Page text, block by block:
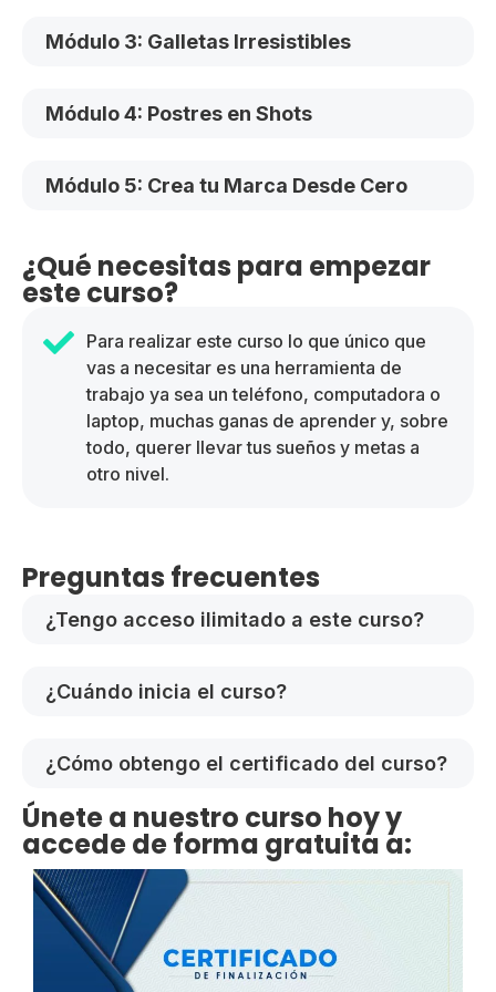
Módulo 3: Galletas Irresistibles
Módulo 4: Postres en Shots
Módulo 5: Crea tu Marca Desde Cero
¿Qué necesitas para empezar
este curso?
Para realizar este curso lo que único que
vas a necesitar es una herramienta de
trabajo ya sea un teléfono, computadora o
laptop, muchas ganas de aprender y, sobre
todo, querer llevar tus sueños y metas a
otro nivel.
Preguntas frecuentes
¿Tengo acceso ilimitado a este curso?
¿Cuándo inicia el curso?
¿Cómo obtengo el certificado del curso?
Únete a nuestro curso hoy y
accede de forma gratuita a: